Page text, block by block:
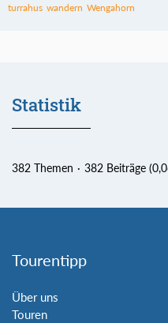
turrahus wandern Wengahorn
Statistik
382 Themen 382 Beiträge
Tourentipp
Über uns
Touren